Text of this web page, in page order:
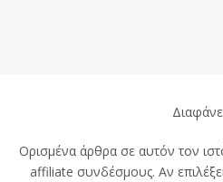
Ορισμένα άρθρα σε αυτόν τον
affiliate συνδέσμους. Αν